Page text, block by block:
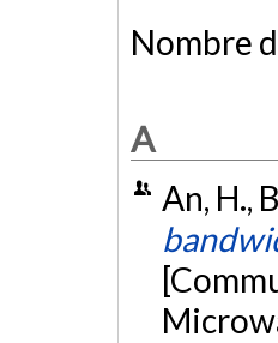
Nombre
A
An, H.,